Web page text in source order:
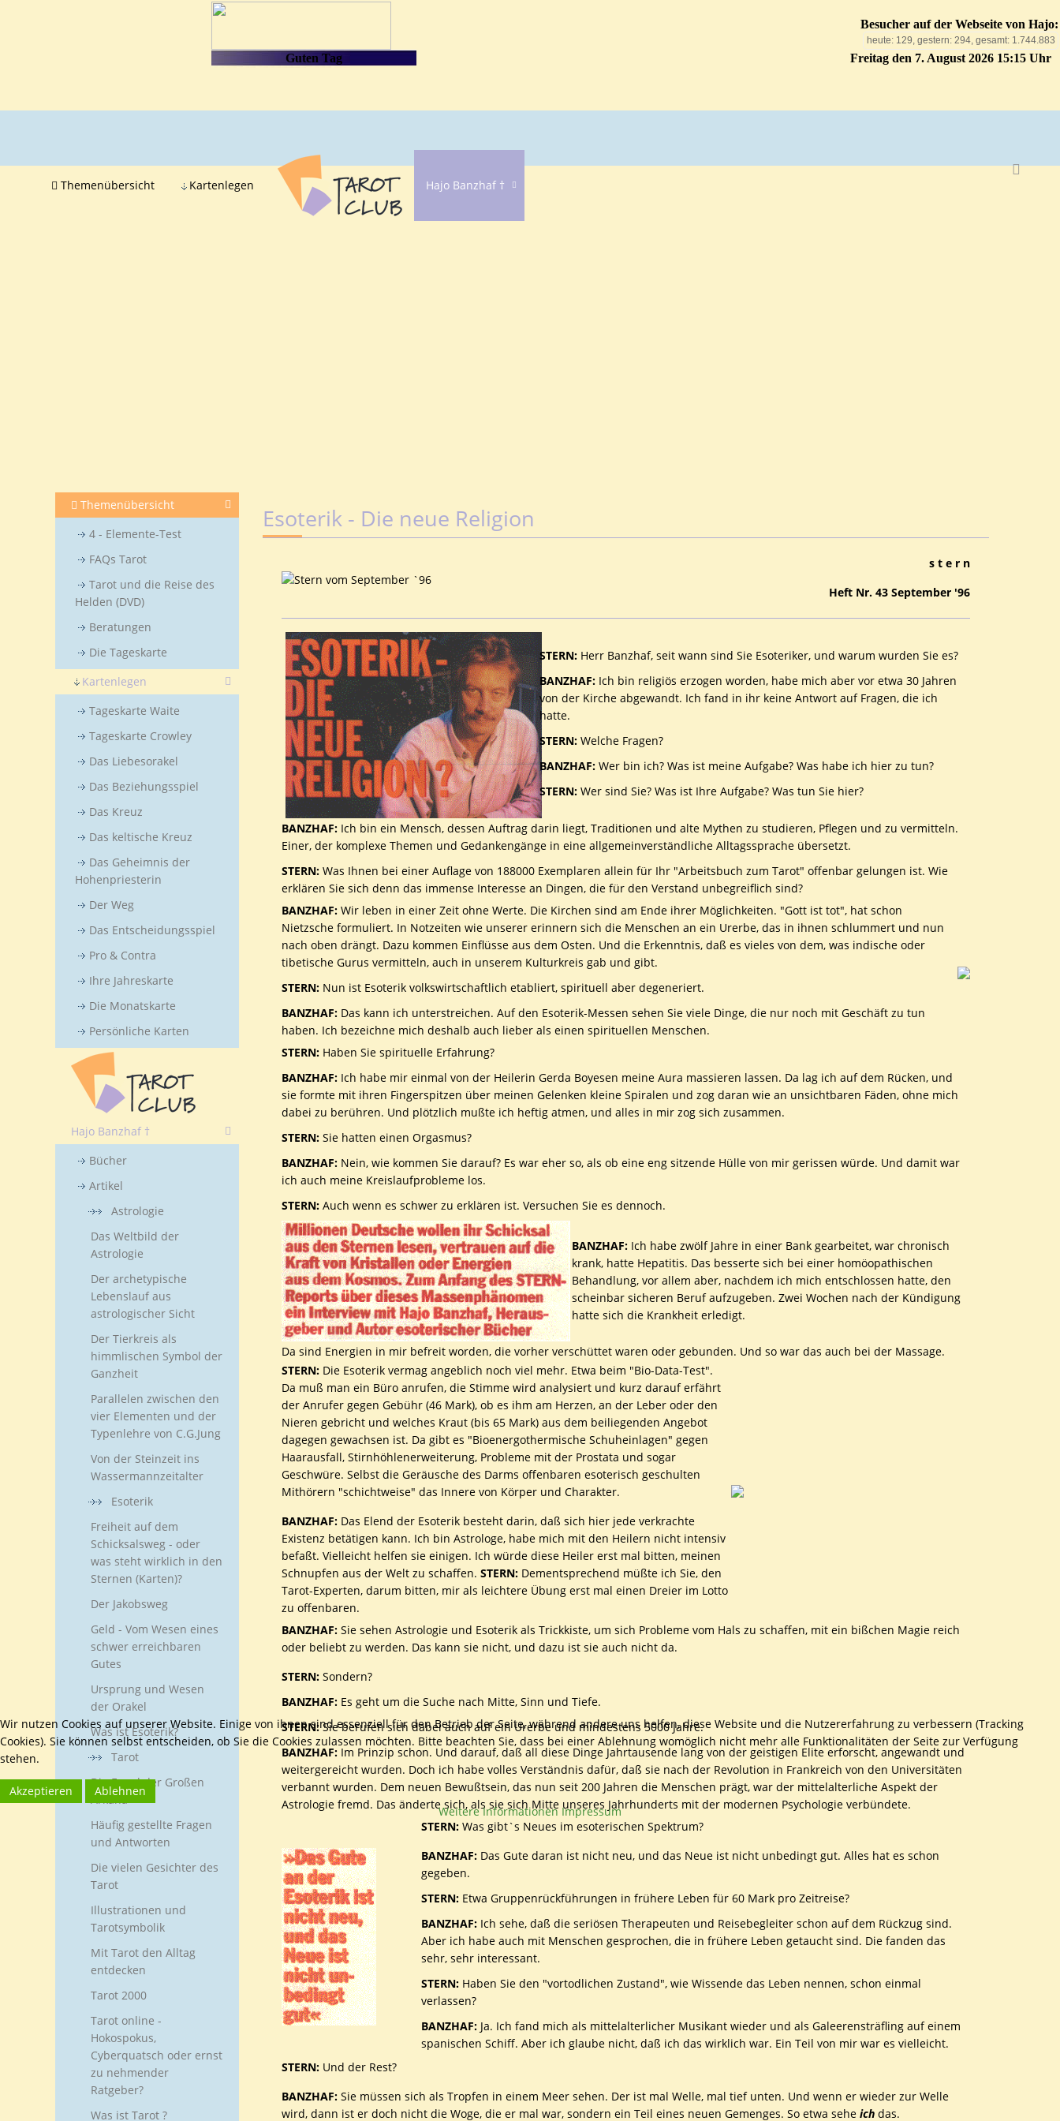
Themenübersicht Kartenlegen Hajo Banzhaf †
Esoterik - Die neue Religion
s t e r n
Heft Nr. 43 September '96
STERN:Herr Banzhaf, seit wann sind Sie Esoteriker, und warum wurden Sie es?
BANZHAF:Ich bin religiös erzogen worden, habe mich aber vor etwa 30 Jahren
von der Kirche abgewandt. Ich fand in ihr keine Antwort auf Fragen, die ich
hatte.
STERN:Welche Fragen?
BANZHAF:Wer bin ich? Was ist meine Aufgabe? Was habe ich hier zu tun?
STERN:Wer sind Sie? Was ist Ihre Aufgabe? Was tun Sie hier?
BANZHAF:Ich bin ein Mensch, dessen Auftrag darin liegt, Traditionen und alte Mythen zu studieren, Pflegen und zu vermitteln.
Einer, der komplexe Themen und Gedankengänge in eine allgemeinverständliche Alltagssprache übersetzt.
STERN:Was Ihnen bei einer Auflage von 188000 Exemplaren allein für Ihr "Arbeitsbuch zum Tarot" offenbar gelungen ist. Wie
erklären Sie sich denn das immense Interesse an Dingen, die für den Verstand unbegreiflich sind?
BANZHAF:Wir leben in einer Zeit ohne Werte. Die Kirchen sind am Ende ihrer Möglichkeiten. "Gott ist tot", hat schon
Nietzsche formuliert. In Notzeiten wie unserer erinnern sich die Menschen an ein Urerbe, das in ihnen schlummert und nun
nach oben drängt. Dazu kommen Einflüsse aus dem Osten. Und die Erkenntnis, daß es vieles von dem, was indische oder
tibetische Gurus vermitteln, auch in unserem Kulturkreis gab und gibt.
STERN:Nun ist Esoterik volkswirtschaftlich etabliert, spirituell aber degeneriert.
BANZHAF:Das kann ich unterstreichen. Auf den Esoterik-Messen sehen Sie viele Dinge, die nur noch mit Geschäft zu tun
haben. Ich bezeichne mich deshalb auch lieber als einen spirituellen Menschen.
STERN:Haben Sie spirituelle Erfahrung?
BANZHAF:Ich habe mir einmal von der Heilerin Gerda Boyesen meine Aura massieren lassen. Da lag ich auf dem Rücken, und
sie formte mit ihren Fingerspitzen über meinen Gelenken kleine Spiralen und zog daran wie an unsichtbaren Fäden, ohne mich
dabei zu berühren. Und plötzlich mußte ich heftig atmen, und alles in mir zog sich zusammen.
STERN:Sie hatten einen Orgasmus?
BANZHAF:Nein, wie kommen Sie darauf? Es war eher so, als ob eine eng sitzende Hülle von mir gerissen würde. Und damit war
ich auch meine Kreislaufprobleme los.
STERN:Auch wenn es schwer zu erklären ist. Versuchen Sie es dennoch.
BANZHAF:Ich habe zwölf Jahre in einer Bank gearbeitet, war chronisch
krank, hatte Hepatitis. Das besserte sich bei einer homöopathischen
Behandlung, vor allem aber, nachdem ich mich entschlossen hatte, den
scheinbar sicheren Beruf aufzugeben. Zwei Wochen nach der Kündigung
hatte sich die Krankheit erledigt.
Da sind Energien in mir befreit worden, die vorher verschüttet waren oder gebunden. Und so war das auch bei der Massage.
STERN:Die Esoterik vermag angeblich noch viel mehr. Etwa beim "Bio-Data-Test".
Da muß man ein Büro anrufen, die Stimme wird analysiert und kurz darauf erfährt
der Anrufer gegen Gebühr (46 Mark), ob es ihm am Herzen, an der Leber oder den
Nieren gebricht und welches Kraut (bis 65 Mark) aus dem beiliegenden Angebot
dagegen gewachsen ist. Da gibt es "Bioenergothermische Schuheinlagen" gegen
Haarausfall, Stirnhöhlenerweiterung, Probleme mit der Prostata und sogar
Geschwüre. Selbst die Geräusche des Darms offenbaren esoterisch geschulten
Mithörern "schichtweise" das Innere von Körper und Charakter.
BANZHAF:Das Elend der Esoterik besteht darin, daß sich hier jede verkrachte
Existenz betätigen kann. Ich bin Astrologe, habe mich mit den Heilern nicht intensiv
befaßt. Vielleicht helfen sie einigen. Ich würde diese Heiler erst mal bitten, meinen
Schnupfen aus der Welt zu schaffen. STERN:Dementsprechend müßte ich Sie, den
Tarot-Experten, darum bitten, mir als leichtere Übung erst mal einen Dreier im Lotto
zu offenbaren.
BANZHAF:Sie sehen Astrologie und Esoterik als Trickkiste, um sich Probleme vom Hals zu schaffen, mit ein bißchen Magie reich
oder beliebt zu werden. Das kann sie nicht, und dazu ist sie auch nicht da.
STERN:Sondern?
BANZHAF:Es geht um die Suche nach Mitte, Sinn und Tiefe.
STERN:Sie berufen sich dabei auch auf ein Urerbe und mindestens 5000 Jahre.
BANZHAF:Im Prinzip schon. Und darauf, daß all diese Dinge Jahrtausende lang von der geistigen Elite erforscht, angewandt und
weitergereicht wurden. Doch ich habe volles Verständnis dafür, daß sie nach der Revolution in Frankreich von den Universitäten
verbannt wurden. Dem neuen Bewußtsein, das nun seit 200 Jahren die Menschen prägt, war der mittelalterliche Aspekt der
Astrologie fremd. Das änderte sich, als sie sich Mitte unseres Jahrhunderts mit der modernen Psychologie verbündete.
STERN:Was gibt`s Neues im esoterischen Spektrum?
BANZHAF:Das Gute daran ist nicht neu, und das Neue ist nicht unbedingt gut. Alles hat es schon
gegeben.
STERN:Etwa Gruppenrückführungen in frühere Leben für 60 Mark pro Zeitreise?
BANZHAF:Ich sehe, daß die seriösen Therapeuten und Reisebegleiter schon auf dem Rückzug sind.
Aber ich habe auch mit Menschen gesprochen, die in frühere Leben getaucht sind. Die fanden das
sehr, sehr interessant.
STERN:Haben Sie den "vortodlichen Zustand", wie Wissende das Leben nennen, schon einmal
verlassen?
BANZHAF:Ja. Ich fand mich als mittelalterlicher Musikant wieder und als Galeerensträfling auf einem
spanischen Schiff. Aber ich glaube nicht, daß ich das wirklich war. Ein Teil von mir war es vielleicht.
STERN:Und der Rest?
BANZHAF:Sie müssen sich als Tropfen in einem Meer sehen. Der ist mal Welle, mal tief unten. Und wenn er wieder zur Welle
wird, dann ist er doch nicht die Woge, die er mal war, sondern ein Teil eines neuen Gemenges. So etwa sehe ichdas.
Themenübersicht
4 - Elemente-Test
FAQs Tarot
Tarot und die Reise des
Helden (DVD)
Beratungen
Die Tageskarte
Kartenlegen
Tageskarte Waite
Tageskarte Crowley
Das Liebesorakel
Das Beziehungsspiel
Das Kreuz
Das keltische Kreuz
Das Geheimnis der
Hohenpriesterin
Der Weg
Das Entscheidungsspiel
Pro & Contra
Ihre Jahreskarte
Die Monatskarte
Persönliche Karten
Hajo Banzhaf †
Bücher
Artikel
Astrologie
Das Weltbild der
Astrologie
Der archetypische
Lebenslauf aus
astrologischer Sicht
Der Tierkreis als
himmlischen Symbol der
Ganzheit
Parallelen zwischen den
vier Elementen und der
Typenlehre von C.G.Jung
Von der Steinzeit ins
Wassermannzeitalter
Esoterik
Freiheit auf dem
Schicksalsweg - oder
was steht wirklich in den
Sternen (Karten)?
Der Jakobsweg
Geld - Vom Wesen eines
schwer erreichbaren
Gutes
Ursprung und Wesen
der Orakel
Was ist Esoterik?
Tarot
Die Engel der Großen
Arkana
Häufig gestellte Fragen
und Antworten
Die vielen Gesichter des
Tarot
Illustrationen und
Tarotsymbolik
Mit Tarot den Alltag
entdecken
Tarot 2000
Tarot online -
Hokospokus,
Cyberquatsch oder ernst
zu nehmender
Ratgeber?
Was ist Tarot ?
Wir nutzen Cookies auf unserer Website. Einige von ihnen sind essenziell für den Betrieb der Seite, während andere uns helfen, diese Website und die Nutzererfahrung zu verbessern (Tracking
Cookies). Sie können selbst entscheiden, ob Sie die Cookies zulassen möchten. Bitte beachten Sie, dass bei einer Ablehnung womöglich nicht mehr alle Funktionalitäten der Seite zur Verfügung
stehen.
Akzeptieren
Ablehnen
Weitere Informationen Impressum